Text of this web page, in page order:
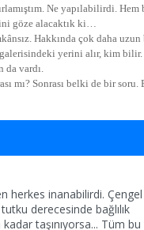
Ne yapılabilirdi. Hem
göze alacaktık ki…
Hakkında çok daha
yerini alır, kim bilir.
da vardı.
mı? Sonrası belki de bir soru.
herkes inanabilirdi. Çengel
derecesinde bağlılık
taşınıyorsa... Tüm bu
Haftanın Pusulası